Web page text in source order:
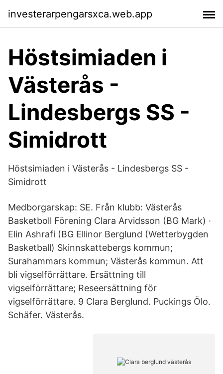
investerarpengarsxca.web.app
Höstsimiaden i
Västerås -
Lindesbergs SS -
Simidrott
Höstsimiaden i Västerås - Lindesbergs SS -
Simidrott
Medborgarskap: SE. Från klubb: Västerås
Basketboll Förening Clara Arvidsson (BG Mark) ·
Elin Ashrafi (BG Ellinor Berglund (Wetterbygden
Basketball) Skinnskattebergs kommun;
Surahammars kommun; Västerås kommun. Att
bli vigselförrättare. Ersättning till
vigselförrättare; Reseersättning för
vigselförrättare. 9 Clara Berglund. Puckings Ölo.
Schäfer. Västerås.